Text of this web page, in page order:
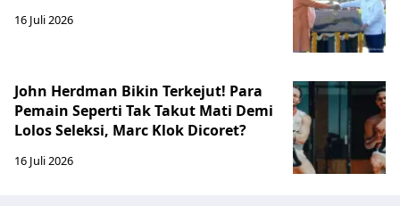
16 Juli 2026
John Herdman Bikin Terkejut! Para
Pemain Seperti Tak Takut Mati Demi
Lolos Seleksi, Marc Klok Dicoret?
16 Juli 2026